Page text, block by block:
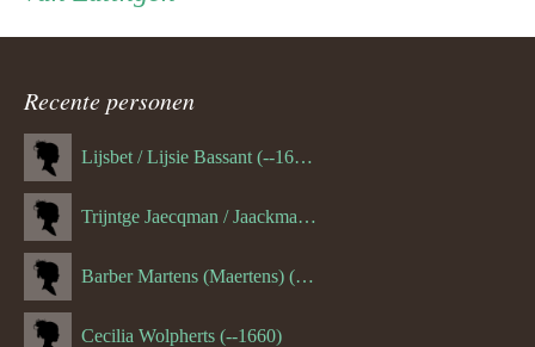
ouder
navigatie
Recente personen
Lijsbet / Lijsie Bassant (--1687)
Trijntge Jaecqman / Jaackman (--1651)
Barber Martens (Maertens) (--1658)
Cecilia Wolpherts (--1660)